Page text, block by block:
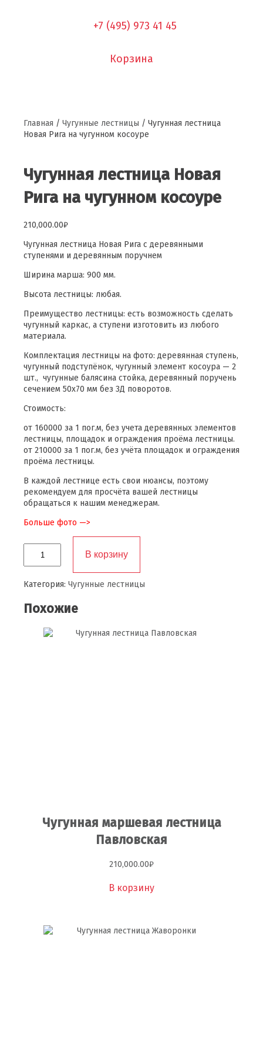
+7 (495) 973 41 45
Корзина
Главная / Чугунные лестницы / Чугунная лестница
Новая Рига на чугунном косоуре
Чугунная лестница Новая
Рига на чугунном косоуре
210,000.00₽
Чугунная лестница Новая Рига с деревянными
ступенями и деревянным поручнем
Ширина марша: 900 мм.
Высота лестницы: любая.
Преимущество лестницы: есть возможность сделать
чугунный каркас, а ступени изготовить из любого
материала.
Комплектация лестницы на фото: деревянная ступень,
чугунный подступёнок, чугунный элемент косоура — 2
шт., чугунные балясина стойка, деревянный поручень
сечением 50х70 мм без 3Д поворотов.
Стоимость:
от 160000 за 1 пог.м, без учета деревянных элементов
лестницы, площадок и ограждения проёма лестницы.
от 210000 за 1 пог.м, без учёта площадок и ограждения
проёма лестницы.
В каждой лестнице есть свои нюансы, поэтому
рекомендуем для просчёта вашей лестницы
обращаться к нашим менеджерам.
Больше фото —>
товара
лестница
Рига
на
чугунном
косоуре
В корзину
Категория: Чугунные лестницы
Похожие
Чугунная маршевая лестница
Павловская
210,000.00₽
В корзину